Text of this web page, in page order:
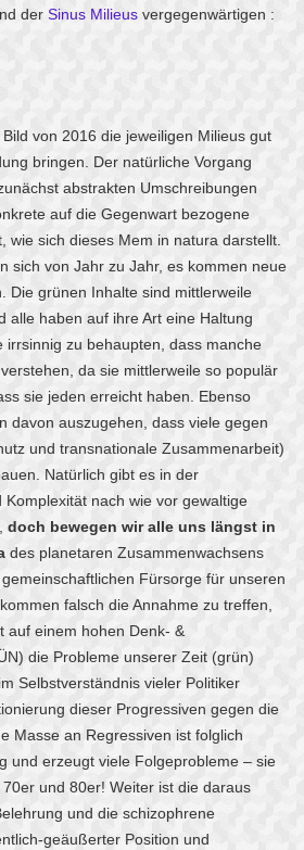
der Sinus Milieus vergegenwärtigen :
von 2016 die jeweiligen Milieus gut
bringen. Der natürliche Vorgang
abstrakten Umschreibungen
auf die Gegenwart bezogene
wie sich dieses Mem in natura darstellt.
sich von Jahr zu Jahr, es kommen neue
Die grünen Inhalte sind mittlerweile
alle haben auf ihre Art eine Haltung
irrsinnig zu behaupten, dass manche
da sie mittlerweile so populär
sie jeden erreicht haben. Ebenso
davon auszugehen, dass viele gegen
und transnationale Zusammenarbeit)
Natürlich gibt es in der
nach wie vor gewaltige
doch bewegen wir alle uns längst in
des planetaren Zusammenwachsens
Fürsorge für unseren
falsch die Annahme zu treffen,
auf einem hohen Denk- &
die Probleme unserer Zeit (grün)
Selbstverständnis vieler Politiker
dieser Progressiven gegen die
Masse an Regressiven ist folglich
und erzeugt viele Folgeprobleme – sie
und 80er! Weiter ist die daraus
und die schizophrene
geäußerter Position und